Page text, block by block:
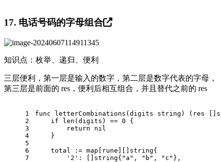
17. 电话号码的字母组合
知识点：枚举、递归、便利
三层便利，第一层是输入的数字，第二层是数字代表的字母，
第三层是前面的 res，便利后相互组合，并且替代之前的 res
1
2
3
4
5
6
7
func letterCombinations (digits string ) (res []
if
len (digits) == 0 {
return
nil
    }
    total :=
map rune string{
'2' : [] string{ "a" , "b" , "c" },